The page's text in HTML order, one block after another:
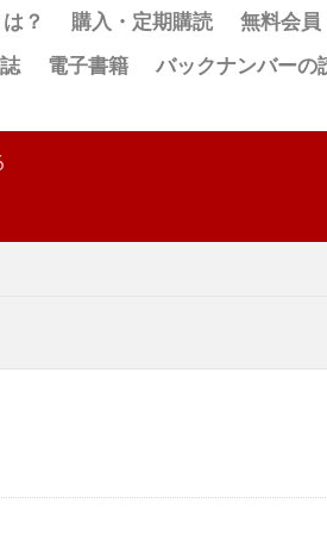
？ 購入・定期購読
無料会員
電子書籍
バックナンバーの
検索